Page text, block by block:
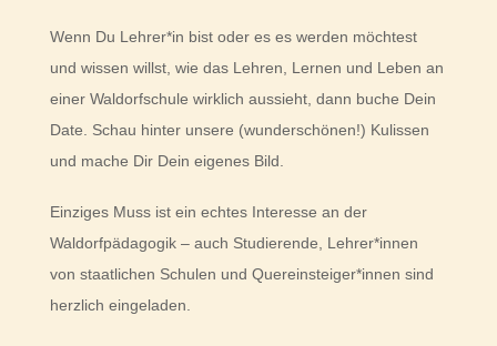
Wenn Du Lehrer*in bist oder es es werden möchtest
und wissen willst, wie das Lehren, Lernen und Leben an
einer Waldorfschule wirklich aussieht, dann buche Dein
Date. Schau hinter unsere (wunderschönen!) Kulissen
und mache Dir Dein eigenes Bild.
Einziges Muss ist ein echtes Interesse an der
Waldorfpädagogik – auch Studierende, Lehrer*innen
von staatlichen Schulen und Quereinsteiger*innen sind
herzlich eingeladen.